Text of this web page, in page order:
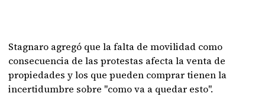
Stagnaro agregó que la falta de movilidad como
consecuencia de las protestas afecta la venta de
propiedades y los que pueden comprar tienen la
incertidumbre sobre "como va a quedar esto".